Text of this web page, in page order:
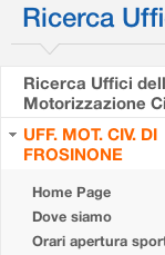
Ricerca
Ricerca Uffici
Motorizzazione
UFF. MOT. CIV. DI
FROSINONE
Home Page
Dove siamo
Orari apertura